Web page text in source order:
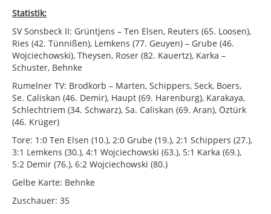
Statistik:
SV Sonsbeck II: Grüntjens – Ten Elsen, Reuters (65. Loosen),
Ries (42. Tünnißen), Lemkens (77. Geuyen) – Grube (46.
Wojciechowski), Theysen, Roser (82. Kauertz), Karka –
Schuster, Behnke
Rumelner TV: Brodkorb – Marten, Schippers, Seck, Boers,
Se. Caliskan (46. Demir), Haupt (69. Harenburg), Karakaya,
Schlechtriem (34. Schwarz), Sa. Caliskan (69. Aran), Öztürk
(46. Krüger)
Tore: 1:0 Ten Elsen (10.), 2:0 Grube (19.), 2:1 Schippers (27.),
3:1 Lemkens (30.), 4:1 Wojciechowski (63.), 5:1 Karka (69.),
5:2 Demir (76.), 6:2 Wojciechowski (80.)
Gelbe Karte: Behnke
Zuschauer: 35